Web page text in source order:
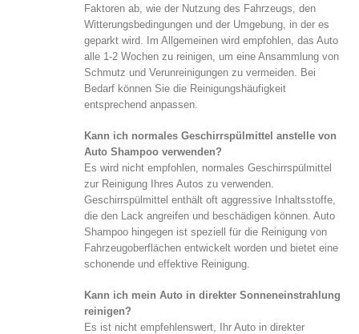
Faktoren ab, wie der Nutzung des Fahrzeugs, den
Witterungsbedingungen und der Umgebung, in der es
geparkt wird. Im Allgemeinen wird empfohlen, das Auto
alle 1-2 Wochen zu reinigen, um eine Ansammlung von
Schmutz und Verunreinigungen zu vermeiden. Bei
Bedarf können Sie die Reinigungshäufigkeit
entsprechend anpassen.
Kann ich normales Geschirrspülmittel anstelle von
Auto Shampoo verwenden?
Es wird nicht empfohlen, normales Geschirrspülmittel
zur Reinigung Ihres Autos zu verwenden.
Geschirrspülmittel enthält oft aggressive Inhaltsstoffe,
die den Lack angreifen und beschädigen können. Auto
Shampoo hingegen ist speziell für die Reinigung von
Fahrzeugoberflächen entwickelt worden und bietet eine
schonende und effektive Reinigung.
Kann ich mein Auto in direkter Sonneneinstrahlung
reinigen?
Es ist nicht empfehlenswert, Ihr Auto in direkter